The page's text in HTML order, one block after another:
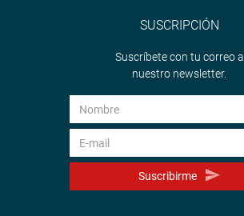
SUSCRIPCIÓN
Suscríbete con tu correo a
nuestro newsletter.
Suscribirme